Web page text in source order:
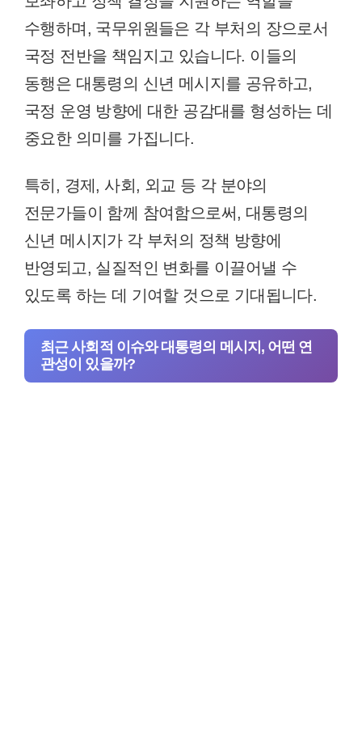
수행하며, 국무위원들은 각 부처의 장으로서
국정 전반을 책임지고 있습니다. 이들의
동행은 대통령의 신년 메시지를 공유하고,
국정 운영 방향에 대한 공감대를 형성하는 데
중요한 의미를 가집니다.
특히, 경제, 사회, 외교 등 각 분야의
전문가들이 함께 참여함으로써, 대통령의
신년 메시지가 각 부처의 정책 방향에
반영되고, 실질적인 변화를 이끌어낼 수
있도록 하는 데 기여할 것으로 기대됩니다.
최근 사회적 이슈와 대통령의 메시지, 어떤 연
관성이 있을까?